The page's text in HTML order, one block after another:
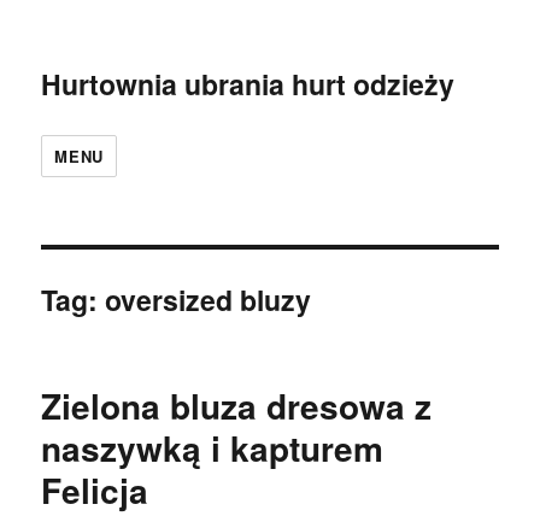
Hurtownia ubrania hurt odzieży
MENU
Tag:oversized bluzy
Zielona bluza dresowa z
naszywką i kapturem
Felicja